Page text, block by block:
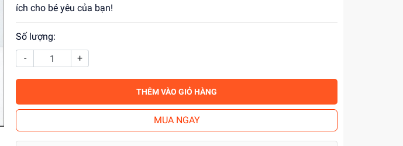
ích cho bé yêu của bạn!
Số lượng:
-
+
THÊM VÀO GIỎ HÀNG
MUA NGAY